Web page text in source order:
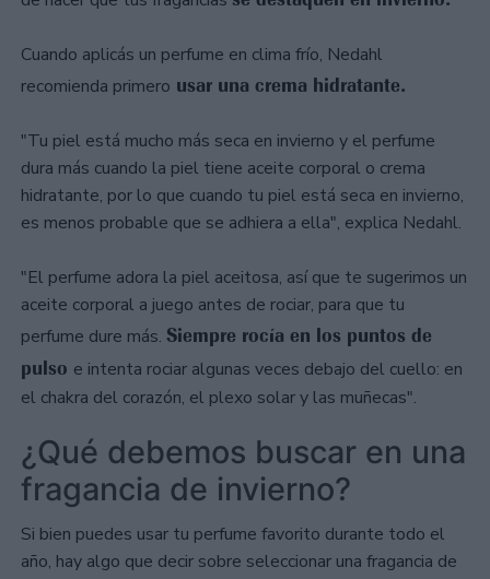
Cuando aplicás un perfume en clima frío, Nedahl
recomienda primero usar una crema hidratante.
"Tu piel está mucho más seca en invierno y el perfume
dura más cuando la piel tiene aceite corporal o crema
hidratante, por lo que cuando tu piel está seca en invierno,
es menos probable que se adhiera a ella", explica Nedahl.
"El perfume adora la piel aceitosa, así que te sugerimos un
aceite corporal a juego antes de rociar, para que tu
perfume dure más. Siempre rocía en los puntos de
pulso e intenta rociar algunas veces debajo del cuello: en
el chakra del corazón, el plexo solar y las muñecas".
¿Qué debemos buscar en una
fragancia de invierno?
Si bien puedes usar tu perfume favorito durante todo el
año, hay algo que decir sobre seleccionar una fragancia de